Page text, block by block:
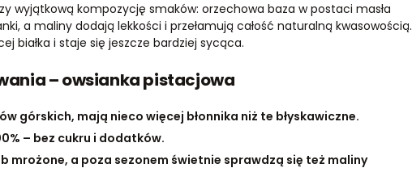
wyjątkową kompozycję smaków: orzechowa baza w postaci masła
a maliny dodają lekkości i przełamują całość naturalną kwasowością.
białka i staje się jeszcze bardziej sycąca.
– owsianka pistacjowa
górskich, mają nieco więcej błonnika niż te błyskawiczne.
– bez cukru i dodatków.
mrożone, a poza sezonem świetnie sprawdzą się też maliny